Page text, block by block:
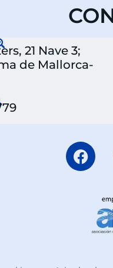
21 Nave 3;
de Mallorca-